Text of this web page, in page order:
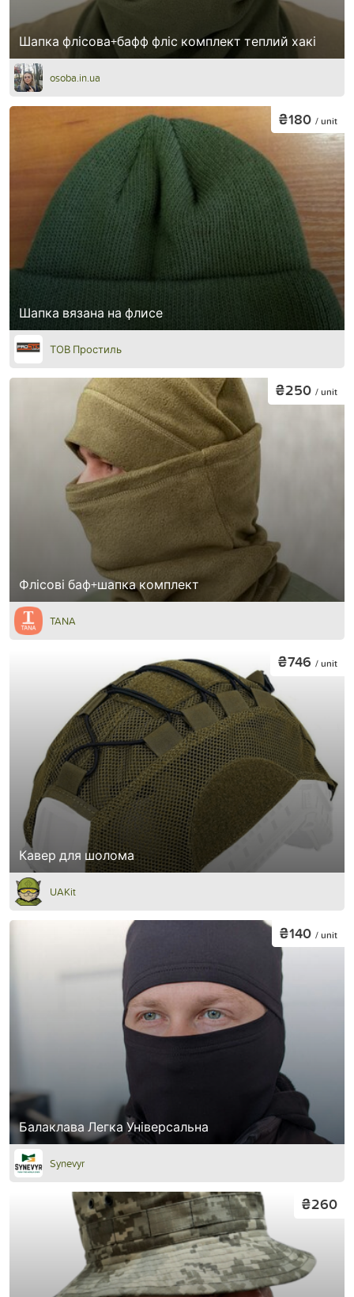
Шапка флісова+бафф фліс комплект теплий хакі
osoba.in.ua
Шапка вязана на флисе
₴180 / unit
ТОВ Простиль
Флісові баф+шапка комплект
₴250 / unit
TANA
Кавер для шолома
₴746 / unit
UAKit
Балаклава Легка Універсальна
₴140 / unit
Synevyr
₴260